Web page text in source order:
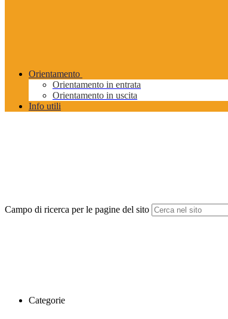
Orientamento
Orientamento in entrata
Orientamento in uscita
Info utili
Campo di ricerca per le pagine del sito
Categorie